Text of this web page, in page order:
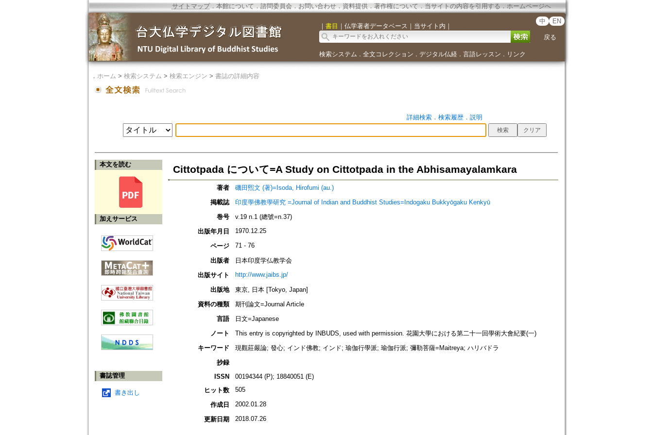
サイトマップ．本館について ． 諮問委員会． お問い合わせ． 資料提供． 著作権について．当サイトの内容を引用する ． ホームページへ
｜ 書目 ｜ 仏学著者データベース ｜ 当サイト内 ｜
中 EN
戻る
検索システム ． 全文コレクション ． デジタル仏経． 言語レッスン ． リンク
． ホーム > 検索システム > 検索エンジン > 書誌の詳細内容
詳細検索． 検索履歴． 説明
本文を読む
加えサービス
書誌管理
書き出し
Cittotpada について=A Study on Cittotpada in the Abhisamayalamkara
著者
磯田煕文 (著)=Isoda, Hirofumi (au.)
掲載誌
印度學佛教學研究 =Journal of Indian and Buddhist Studies=Indogaku Bukkyōgaku Kenkyū
巻号
v.19 n.1 (總號=n.37)
出版年月日
1970.12.25
ページ 71 - 76
出版者
日本印度学仏教学会
出版サイト
http://www.jaibs.jp/
出版地
東京, 日本 [Tokyo, Japan]
資料の種類
期刊論文=Journal Article
言語
日文=Japanese
ノート
This entry is copyrighted by INBUDS, used with permission. 花園大學における第二十一回學術大會紀要(一)
キーワード
現觀莊嚴論; 發心; インド佛教; インド; 瑜伽行學派; 瑜伽行派; 彌勒菩薩=Maitreya; ハリバドラ
抄録
ISSN
00194344 (P); 18840051 (E)
ヒット数
505
作成日 2002.01.28
更新日期 2018.07.26